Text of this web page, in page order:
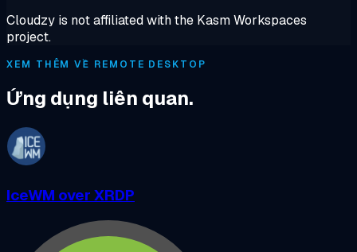
Cloudzy is not affiliated with the Kasm Workspaces
project.
XEM THÊM VỀ REMOTE DESKTOP
Ứng dụng liên quan.
IceWM over XRDP